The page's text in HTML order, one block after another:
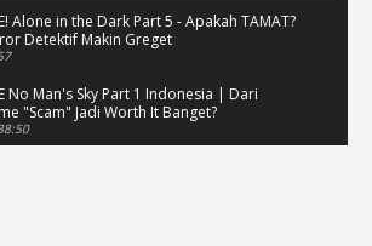
Alone in the Dark Part 5 - Apakah TAMAT?
Detektif Makin Greget
No Man's Sky Part 1 Indonesia | Dari
"Scam" Jadi Worth It Banget?